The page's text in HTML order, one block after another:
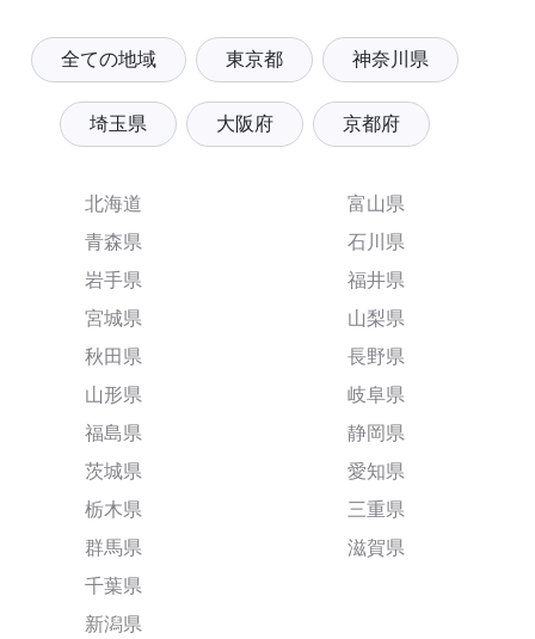
全ての地域 東京都 神奈川県
埼玉県 大阪府 京都府
北海道
青森県
岩手県
宮城県
秋田県
山形県
福島県
茨城県
栃木県
群馬県
千葉県
新潟県
富山県
石川県
福井県
山梨県
長野県
岐阜県
静岡県
愛知県
三重県
滋賀県